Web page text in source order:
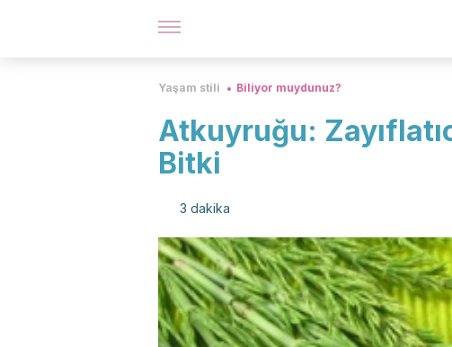
Yaşam stili Biliyor muydunuz?
Atkuyruğu:
Bitki
3 dakika